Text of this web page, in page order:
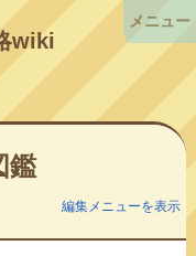
鑑
編集メニューを表示
メニュー